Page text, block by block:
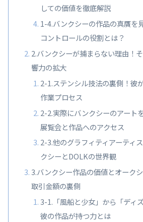
しての価値を徹底解説
1-4.バンクシーの作品の真贋を
コントロールの役割とは？
2.バンクシーが捕まらない理由！
響力の拡大
2-1.ステンシル技法の裏側！彼
作業プロセス
2-2.実際にバンクシーのアート
展覧会と作品へのアクセス
2-3.他のグラフィティアーティ
クシーとDOLKの世界観
3.バンクシー作品の価値とオーク
取引金額の裏側
3-1.「風船と少女」から「ディ
彼の作品が持つ力とは